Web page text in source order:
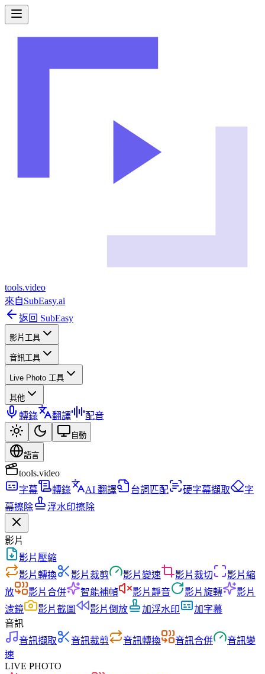
tools.video
來自SubEasy.ai
返回 SubEasy
影片工具
音訊工具
Live Photo 工具
其他
轉錄 翻譯 配音
自動
語言
tools.video
字幕
轉錄 AI 翻譯 台詞匹配 硬字幕擷取
字
幕擦除
浮水印擦除
影片
影片壓縮
影片轉換
影片裁剪 影片變速 影片裁切
影片縮
放
影片合併 智能補幀 影片靜音 影片旋轉
影片
濾鏡
影片截圖 影片倒放 加浮水印
加字幕
音訊
音訊擷取
音訊裁剪 音訊轉換 音訊合併
音訊變
速
LIVE PHOTO